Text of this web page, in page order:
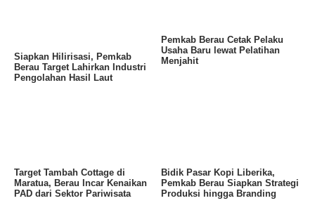
Siapkan Hilirisasi, Pemkab
Berau Target Lahirkan Industri
Pengolahan Hasil Laut
Pemkab Berau Cetak Pelaku
Usaha Baru lewat Pelatihan
Menjahit
Target Tambah Cottage di
Maratua, Berau Incar Kenaikan
PAD dari Sektor Pariwisata
Bidik Pasar Kopi Liberika,
Pemkab Berau Siapkan Strategi
Produksi hingga Branding